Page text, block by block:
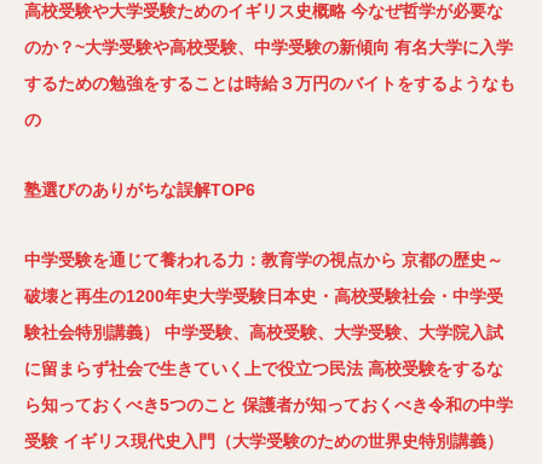
高校受験や大学受験ためのイギリス史概略 今なぜ哲学が必要な
のか？~大学受験や高校受験、中学受験の新傾向 有名大学に入学
するための勉強をすることは時給３万円のバイトをするようなも
の
塾選びのありがちな誤解TOP6
中学受験を通じて養われる力：教育学の視点から 京都の歴史～
破壊と再生の1200年史大学受験日本史・高校受験社会・中学受
験社会特別講義）
中学受験、高校受験、大学受験、大学院入試
に留まらず社会で生きていく上で役立つ民法 高校受験をするな
ら知っておくべき5つのこと 保護者が知っておくべき令和の中学
受験 イギリス現代史入門（大学受験のための世界史特別講義）